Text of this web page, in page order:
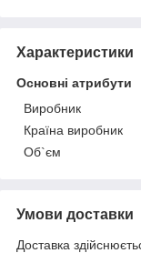
Характеристики
Основні атрибути
Виробник
Країна виробник
Об`єм
Умови доставки
Доставка